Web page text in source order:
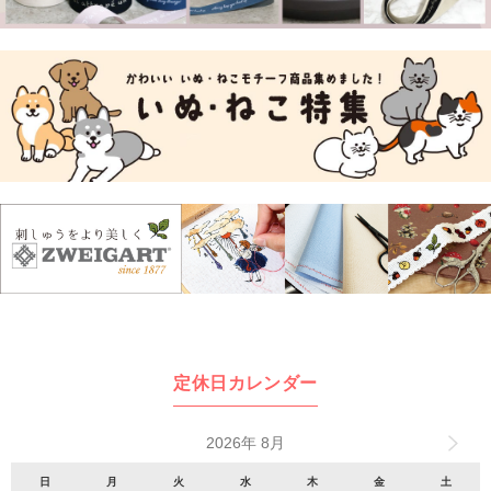
定休日カレンダー
2026年 8月
日 月 火 水 木 金 土